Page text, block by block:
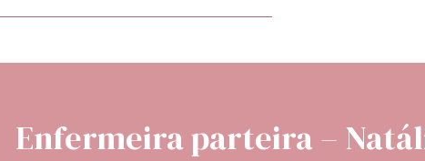
Enfermeira parteira –